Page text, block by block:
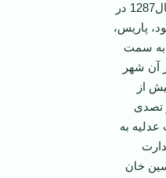
یك‌ كلمه‌ را در سال‌1287 در
پاریس‌،
كه‌ از سال‌ 1283 به‌ سمت‌
آن‌ شهر
از
تصدی‌
به‌
صدارت‌
خان